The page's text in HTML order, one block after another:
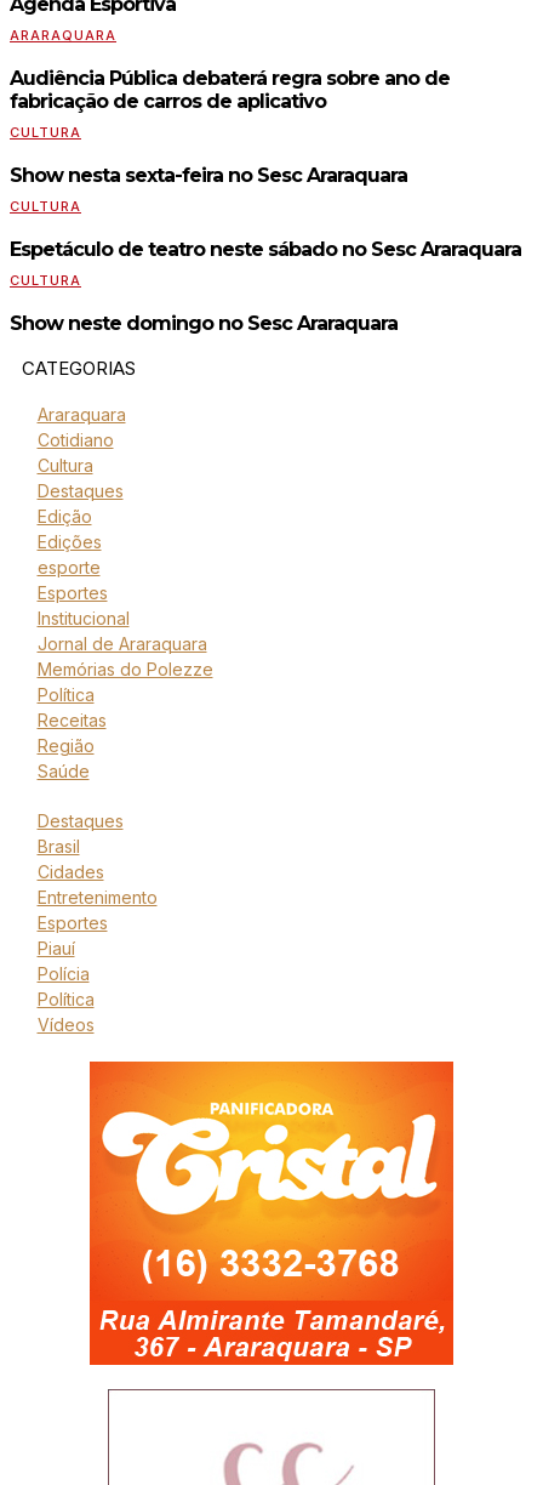
ARARAQUARA
Audiência Pública debaterá regra sobre ano de
fabricação de carros de aplicativo
CULTURA
Show nesta sexta-feira no Sesc Araraquara
CULTURA
Espetáculo de teatro neste sábado no Sesc Araraquara
CULTURA
Show neste domingo no Sesc Araraquara
CATEGORIAS
Araraquara
Cotidiano
Cultura
Destaques
Edição
Edições
esporte
Esportes
Institucional
Jornal de Araraquara
Memórias do Polezze
Política
Receitas
Região
Saúde
Destaques
Brasil
Cidades
Entretenimento
Esportes
Piauí
Polícia
Política
Vídeos